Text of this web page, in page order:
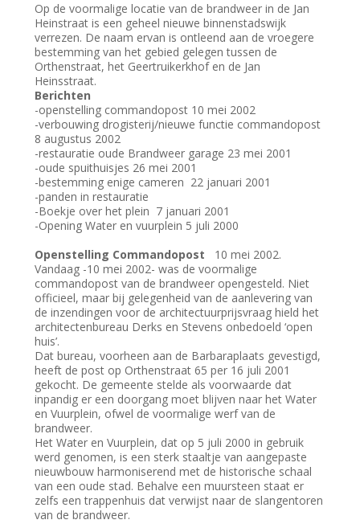
Op de voormalige locatie van de brandweer in de Jan
Heinstraat is een geheel nieuwe binnenstadswijk
verrezen. De naam ervan is ontleend aan de vroegere
bestemming van het gebied gelegen tussen de
Orthenstraat, het Geertruikerkhof en de Jan
Heinsstraat.
Berichten
-openstelling commandopost 10 mei 2002
-verbouwing drogisterij/nieuwe functie commandopost
8 augustus 2002
-restauratie oude Brandweer garage 23 mei 2001
-oude spuithuisjes 26 mei 2001
-bestemming enige cameren 22 januari 2001
-panden in restauratie
-Boekje over het plein 7 januari 2001
-Opening Water en vuurplein 5 juli 2000
Openstelling Commandopost 10 mei 2002.
Vandaag -10 mei 2002- was de voormalige
commandopost van de brandweer opengesteld. Niet
officieel, maar bij gelegenheid van de aanlevering van
de inzendingen voor de architectuurprijsvraag hield het
architectenbureau Derks en Stevens onbedoeld ‘open
huis’.
Dat bureau, voorheen aan de Barbaraplaats gevestigd,
heeft de post op Orthenstraat 65 per 16 juli 2001
gekocht. De gemeente stelde als voorwaarde dat
inpandig er een doorgang moet blijven naar het Water
en Vuurplein, ofwel de voormalige werf van de
brandweer.
Het Water en Vuurplein, dat op 5 juli 2000 in gebruik
werd genomen, is een sterk staaltje van aangepaste
nieuwbouw harmoniserend met de historische schaal
van een oude stad. Behalve een muursteen staat er
zelfs een trappenhuis dat verwijst naar de slangentoren
van de brandweer.